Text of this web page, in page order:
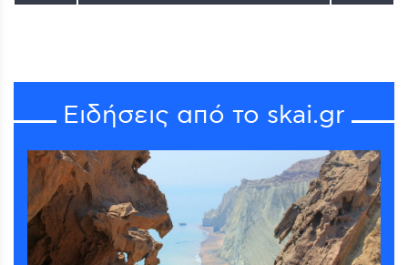
Ειδήσεις από το skai.gr